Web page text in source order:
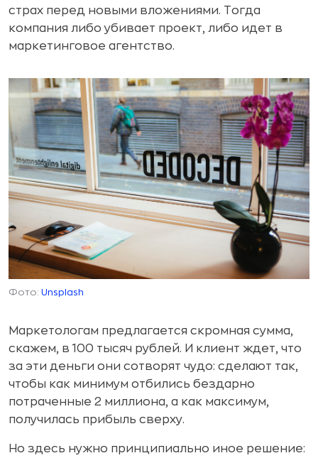
страх перед новыми вложениями. Тогда
компания либо убивает проект, либо идет в
маркетинговое агентство.
Фото: Unsplash
Маркетологам предлагается скромная сумма,
скажем, в 100 тысяч рублей. И клиент ждет, что
за эти деньги они сотворят чудо: сделают так,
чтобы как минимум отбились бездарно
потраченные 2 миллиона, а как максимум,
получилась прибыль сверху.
Но здесь нужно принципиально иное решение: